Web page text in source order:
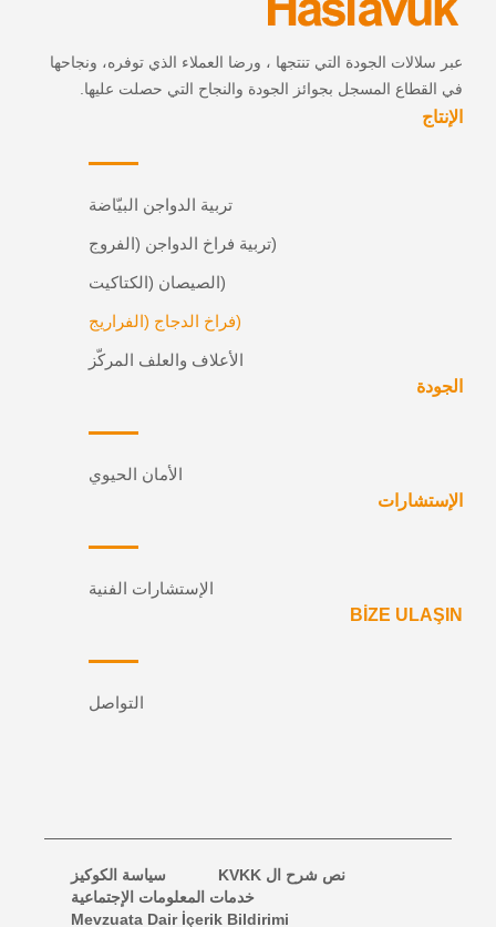
عبر سلالات الجودة التي تنتجها ، ورضا العملاء الذي توفره، ونجاحها
في القطاع المسجل بجوائز الجودة والنجاح التي حصلت عليها.
الإنتاج
تربية الدواجن البيّاضة
(تربية فراخ الدواجن (الفروج
(الصيصان (الكتاكيت
(فراخ الدجاج (الفراريج
الأعلاف والعلف المركّز
الجودة
الأمان الحيوي
الإستشارات
الإستشارات الفنية
BİZE ULAŞIN
التواصل
نص شرح ال KVKK
سياسة الكوكيز
خدمات المعلومات الإجتماعية
Mevzuata Dair İçerik Bildirimi